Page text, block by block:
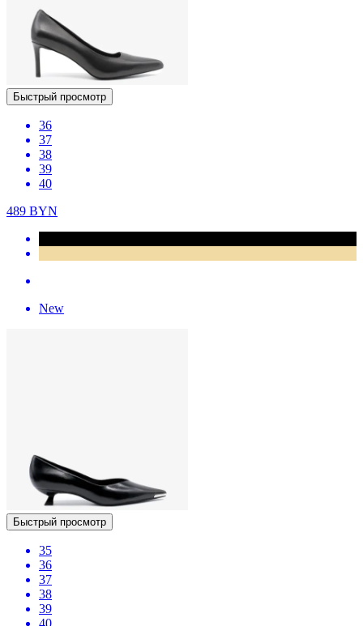
Быстрый просмотр
36
37
38
39
40
489 BYN
New
Быстрый просмотр
35
36
37
38
39
40